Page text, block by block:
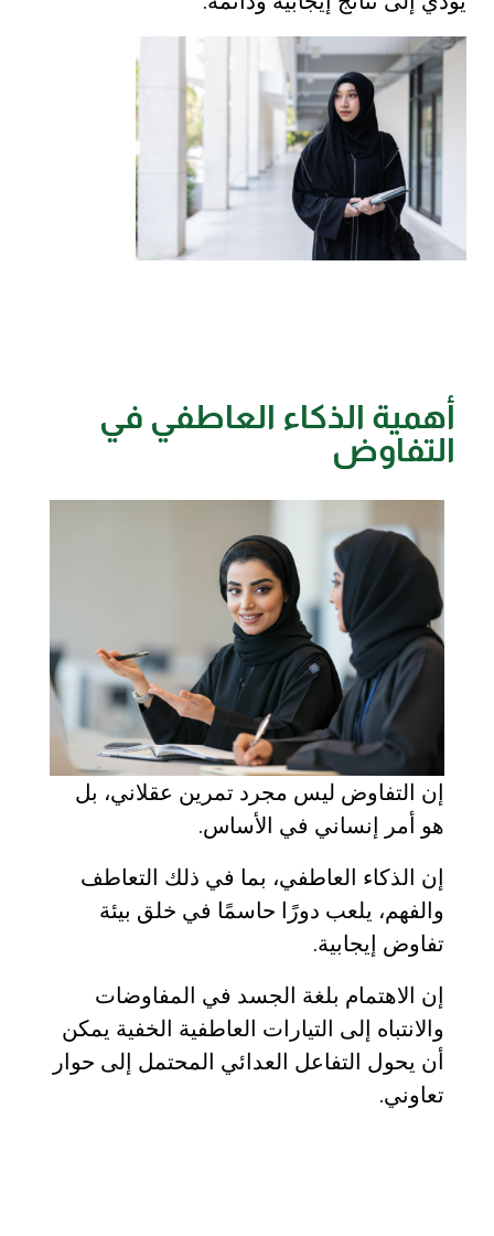
أهمية الذكاء العاطفي في
التفاوض
إن التفاوض ليس مجرد تمرين عقلاني، بل
هو أمر إنساني في الأساس.
إن الذكاء العاطفي، بما في ذلك التعاطف
والفهم، يلعب دورًا حاسمًا في خلق بيئة
تفاوض إيجابية.
إن الاهتمام بلغة الجسد في المفاوضات
والانتباه إلى التيارات العاطفية الخفية يمكن
أن يحول التفاعل العدائي المحتمل إلى حوار
تعاوني.